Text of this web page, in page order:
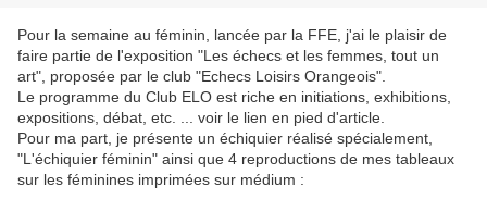
Pour la semaine au féminin, lancée par la FFE, j'ai le plaisir de
faire partie de l'exposition "Les échecs et les femmes, tout un
art", proposée par le club "Echecs Loisirs Orangeois".
Le programme du Club ELO est riche en initiations, exhibitions,
expositions, débat, etc. ... voir le lien en pied d'article.
Pour ma part, je présente un échiquier réalisé spécialement,
"L'échiquier féminin" ainsi que 4 reproductions de mes tableaux
sur les féminines imprimées sur médium :